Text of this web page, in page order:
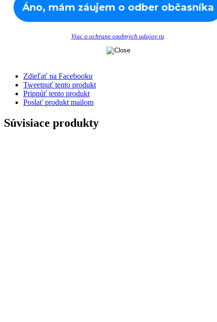
Viac o ochrane osobných udajov tu
Zdieľať na Facebooku
Tweetnuť tento produkt
Pripnúť tento produkt
Poslať produkt mailom
Súvisiace produkty